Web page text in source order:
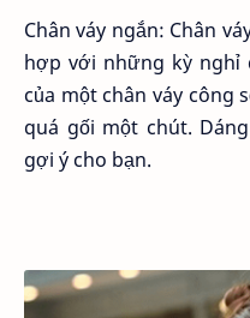
Chân váy ngắn: Chân
hợp với những kỳ nghỉ
của một chân váy công
quá gối một chút.
gợi ý cho bạn.